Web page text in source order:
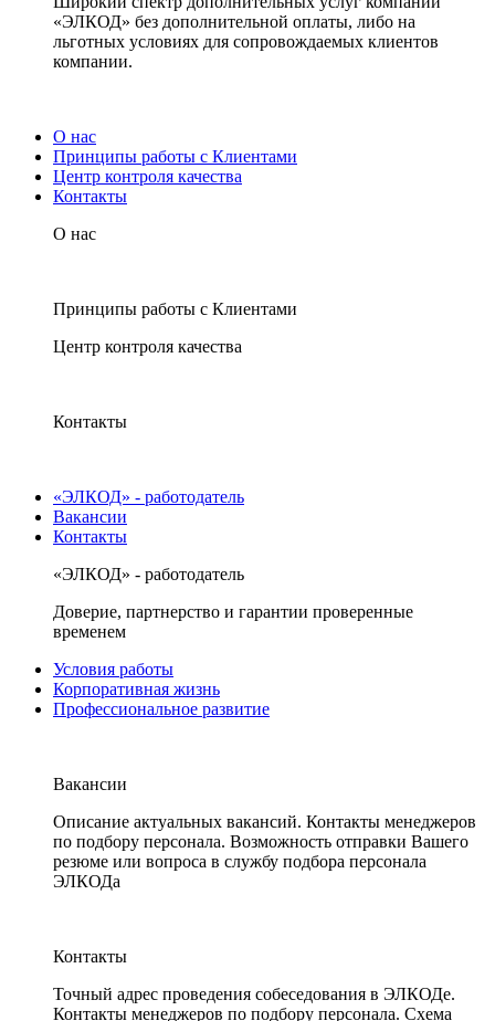
«ЭЛКОД» без дополнительной оплаты, либо на
льготных условиях для сопровождаемых клиентов
компании.
О нас
Принципы работы с Клиентами
Центр контроля качества
Контакты
О нас
Принципы работы с Клиентами
Центр контроля качества
Контакты
«ЭЛКОД» - работодатель
Вакансии
Контакты
«ЭЛКОД» - работодатель
Доверие, партнерство и гарантии проверенные
временем
Условия работы
Корпоративная жизнь
Профессиональное развитие
Вакансии
Описание актуальных вакансий. Контакты менеджеров
по подбору персонала. Возможность отправки Вашего
резюме или вопроса в службу подбора персонала
ЭЛКОДа
Контакты
Точный адрес проведения собеседования в ЭЛКОДе.
Контакты менеджеров по подбору персонала. Схема